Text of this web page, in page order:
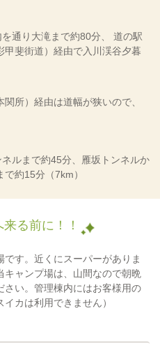
通り大滝まで約80分、 道の駅
甲斐街道）経由で入川渓谷夕暮
所）経由は道幅が狭いので、
ルまで約45分、雁坂トンネルか
約15分（7km）
る前に！！
す。近くにスーパーがありま
ャンプ場は、山間なので朝晩
い。管理棟内にはお客様用の
カは利用できません）